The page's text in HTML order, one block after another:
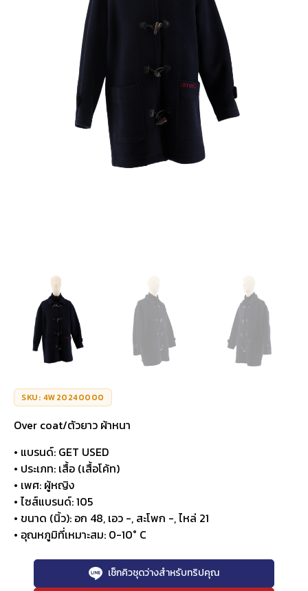
SKU: 4W20240000
Over coat/ตัวยาว ผ้าหนา
• แบรนด์: GET USED
• ประเภท: เสื้อ (เสื้อโค้ท)
• เพศ: ผู้หญิง
• ไซส์แบรนด์: 105
• ขนาด (นิ้ว): อก 48, เอว -, สะโพก -, ไหล่ 21
• อุณหภูมิที่เหมาะสม: 0-10° C
เช็กคิวชุดว่างสำหรับทริปคุณ